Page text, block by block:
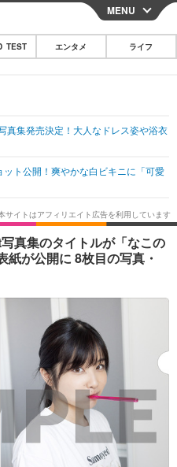
CLOSE
その他
韓国・芸能
スポーツ
グルメ
ショッピング
MENU
TEST エンタメ ライフ
真集発売決定！大人なドレス姿や浴衣
ト公開！爽やかな白ビキニに「可愛
真集のタイトルが「なこの
紙が公開に 8枚目の写真・